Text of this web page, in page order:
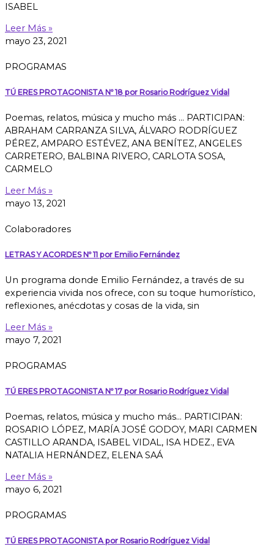
ISABEL
Leer Más »
mayo 23, 2021
PROGRAMAS
TÚ ERES PROTAGONISTA Nº 18 por Rosario Rodríguez Vidal
Poemas, relatos, música y mucho más … PARTICIPAN:
ABRAHAM CARRANZA SILVA, ÁLVARO RODRÍGUEZ
PÉREZ, AMPARO ESTÉVEZ, ANA BENÍTEZ, ANGELES
CARRETERO, BALBINA RIVERO, CARLOTA SOSA,
CARMELO
Leer Más »
mayo 13, 2021
Colaboradores
LETRAS Y ACORDES Nº 11 por Emilio Fernández
Un programa donde Emilio Fernández, a través de su
experiencia vivida nos ofrece, con su toque humorístico,
reflexiones, anécdotas y cosas de la vida, sin
Leer Más »
mayo 7, 2021
PROGRAMAS
TÚ ERES PROTAGONISTA Nº 17 por Rosario Rodríguez Vidal
Poemas, relatos, música y mucho más… PARTICIPAN:
ROSARIO LÓPEZ, MARÍA JOSÉ GODOY, MARI CARMEN
CASTILLO ARANDA, ISABEL VIDAL, ISA HDEZ., EVA
NATALIA HERNÁNDEZ, ELENA SAÁ
Leer Más »
mayo 6, 2021
PROGRAMAS
TÚ ERES PROTAGONISTA por Rosario Rodríguez Vidal